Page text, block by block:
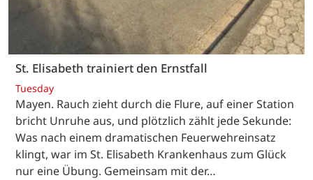
St. Elisabeth trainiert den Ernstfall
Tuesday
Mayen. Rauch zieht durch die Flure, auf einer Station
bricht Unruhe aus, und plötzlich zählt jede Sekunde:
Was nach einem dramatischen Feuerwehreinsatz
klingt, war im St. Elisabeth Krankenhaus zum Glück
nur eine Übung. Gemeinsam mit der…